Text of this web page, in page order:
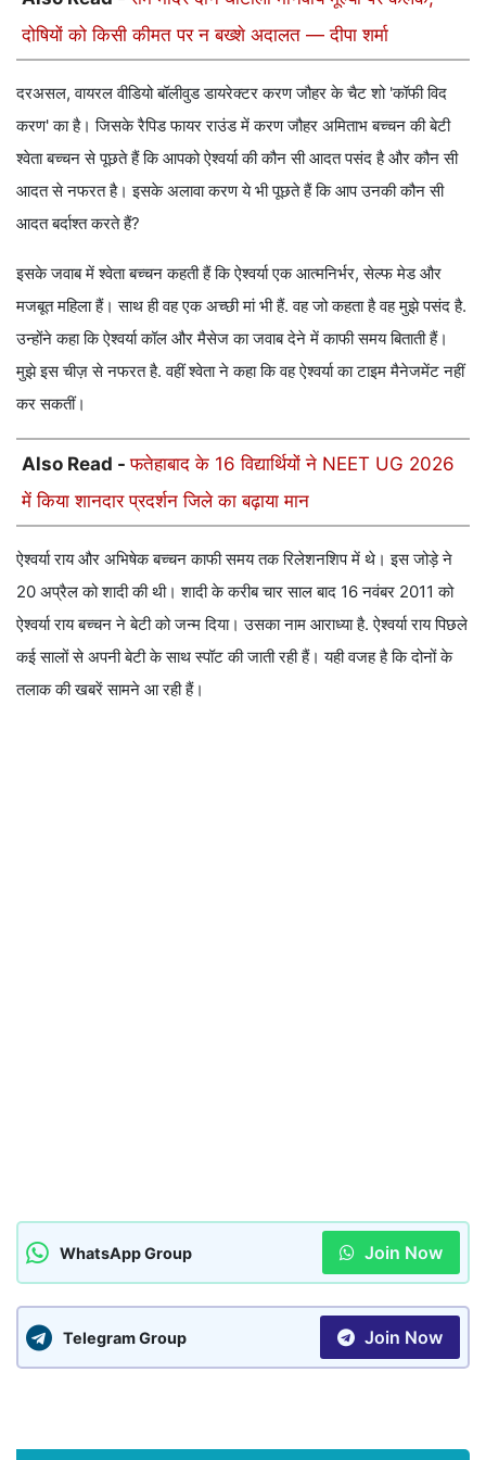
दोषियों को किसी कीमत पर न बख्शे अदालत — दीपा शर्मा
दरअसल, वायरल वीडियो बॉलीवुड डायरेक्टर करण जौहर के चैट शो 'कॉफी विद
करण' का है। जिसके रैपिड फायर राउंड में करण जौहर अमिताभ बच्चन की बेटी
श्वेता बच्चन से पूछते हैं कि आपको ऐश्वर्या की कौन सी आदत पसंद है और कौन सी
आदत से नफरत है। इसके अलावा करण ये भी पूछते हैं कि आप उनकी कौन सी
आदत बर्दाश्त करते हैं?
इसके जवाब में श्वेता बच्चन कहती हैं कि ऐश्वर्या एक आत्मनिर्भर, सेल्फ मेड और
मजबूत महिला हैं। साथ ही वह एक अच्छी मां भी हैं. वह जो कहता है वह मुझे पसंद है.
उन्होंने कहा कि ऐश्वर्या कॉल और मैसेज का जवाब देने में काफी समय बिताती हैं।
मुझे इस चीज़ से नफरत है. वहीं श्वेता ने कहा कि वह ऐश्वर्या का टाइम मैनेजमेंट नहीं
कर सकतीं।
Also Read -फतेहाबाद के 16 विद्यार्थियों ने NEET UG 2026
में किया शानदार प्रदर्शन जिले का बढ़ाया मान
ऐश्वर्या राय और अभिषेक बच्चन काफी समय तक रिलेशनशिप में थे। इस जोड़े ने
20 अप्रैल को शादी की थी। शादी के करीब चार साल बाद 16 नवंबर 2011 को
ऐश्वर्या राय बच्चन ने बेटी को जन्म दिया। उसका नाम आराध्या है. ऐश्वर्या राय पिछले
कई सालों से अपनी बेटी के साथ स्पॉट की जाती रही हैं। यही वजह है कि दोनों के
तलाक की खबरें सामने आ रही हैं।
WhatsApp Group Join Now
Telegram Group Join Now